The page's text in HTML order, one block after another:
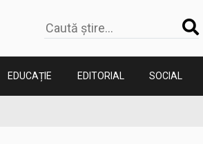
EDUCAȚIE EDITORIAL SOCIAL